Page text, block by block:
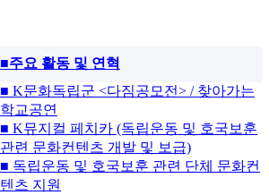
■주요 활동 및 연혁
■ K문화독립군 <다짐공모전> / 찾아가는
학교공연
■ K뮤지컬 페치카 (독립운동 및 호국보훈
관련 문화컨텐츠 개발 및 보급)
■ 독립운동 및 호국보훈 관련 단체 문화컨
텐츠 지원